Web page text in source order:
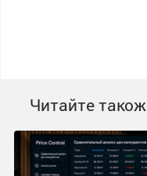
Читайте також